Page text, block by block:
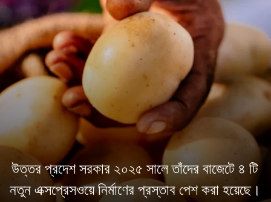
উত্তর প্রদেশ সরকার ২০২৫ সালে তাঁদের বাজেটে ৪ টি
নতুন এক্সপ্রেসওয়ে নির্মাণের প্রস্তাব পেশ করা হয়েছে।